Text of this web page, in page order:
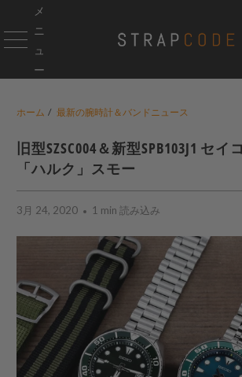
メ
ニ
ュ
ー
ホーム / 最新の腕時計＆バンドニュース
旧型SZSC004＆新型SPB103J1 セ
「ハルク」スモー
3月 24, 2020 1 min 読み込み